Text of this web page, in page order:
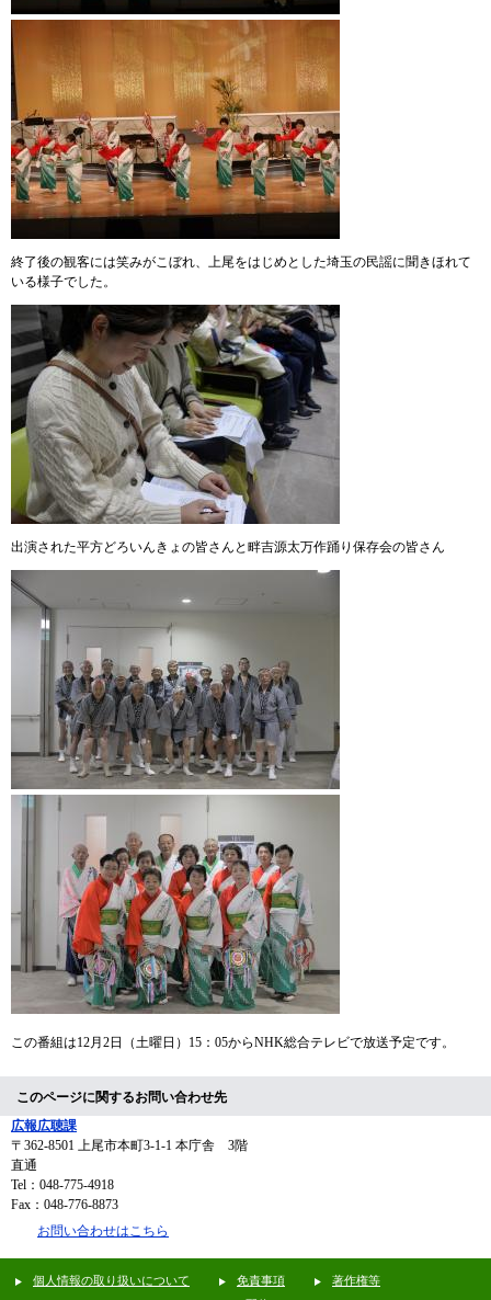
終了後の観客には笑みがこぼれ、上尾をはじめとした埼玉の民謡に聞きほれて
いる様子でした。
出演された平方どろいんきょの皆さんと畔吉源太万作踊り保存会の皆さん
この番組は12月2日（土曜日）15：05からNHK総合テレビで放送予定です。
このページに関するお問い合わせ先
広報広聴課
〒362-8501
上尾市本町3-1-1 本庁舎 3階
直通
Tel：048-775-4918
Fax：048-776-8873
お問い合わせはこちら
個人情報の取り扱いについて 免責事項
著作権等